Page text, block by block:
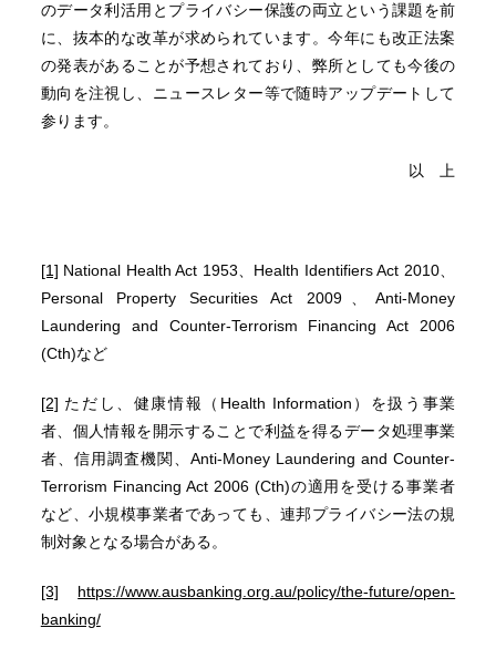
のデータ利活用とプライバシー保護の両立という課題を前
に、抜本的な改革が求められています。今年にも改正法案
の発表があることが予想されており、弊所としても今後の
動向を注視し、ニュースレター等で随時アップデートして
参ります。
以 上
[1] National Health Act 1953、Health Identifiers Act 2010、
Personal Property Securities Act 2009、Anti-Money
Laundering and Counter-Terrorism Financing Act 2006
(Cth)など
[2] ただし、健康情報（Health Information）を扱う事業
者、個人情報を開示することで利益を得るデータ処理事業
者、信用調査機関、Anti-Money Laundering and Counter-
Terrorism Financing Act 2006 (Cth)の適用を受ける事業者
など、小規模事業者であっても、連邦プライバシー法の規
制対象となる場合がある。
[3]
https://www.ausbanking.org.au/policy/the-future/open-
banking/